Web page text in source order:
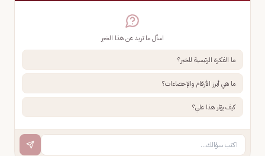
اسأل ما تريد عن هذا الخبر
ما الفكرة الرئيسية للخبر؟
ما هي أبرز الأرقام والإحصاءات؟
كيف يؤثر هذا علي؟